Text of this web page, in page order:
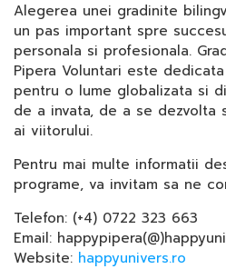
Alegerea unei gradinite
un pas important spre
personala si profesionala.
Pipera Voluntari este
pentru o lume globalizata si
de a invata, de a se dezvolta
ai viitorului.
Pentru mai multe informatii
programe, va invitam sa ne
Telefon: (+4) 0722 323 663
Email:
Website: happyunivers.ro